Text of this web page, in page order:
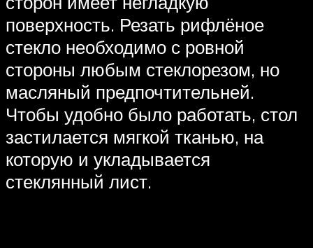
поверхность. Резать рифлёное
стекло необходимо с ровной
стороны любым стеклорезом, но
масляный предпочтительней.
Чтобы удобно было работать, стол
застилается мягкой тканью, на
которую и укладывается
стеклянный лист.